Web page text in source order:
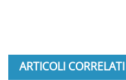
ARTICOLI CORRELATI